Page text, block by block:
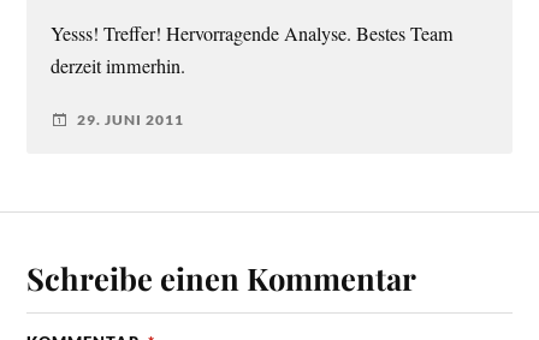
Yesss! Treffer! Hervorragende Analyse. Bestes Team
derzeit immerhin.
29. JUNI 2011
Schreibe einen Kommentar